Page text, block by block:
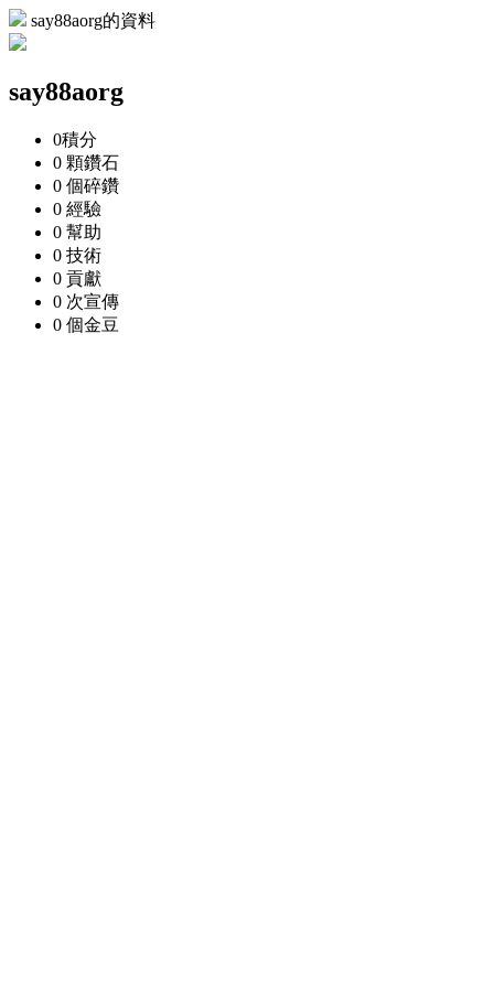
say88aorg的資料
say88aorg
0積分
0 顆鑽石
0 個碎鑽
0 經驗
0 幫助
0 技術
0 貢獻
0 次宣傳
0 個金豆